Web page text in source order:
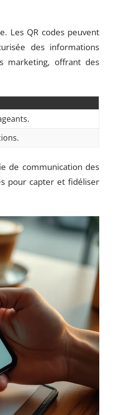
Les QR codes peuvent
des informations
marketing, offrant des
de communication des
pour capter et fidéliser